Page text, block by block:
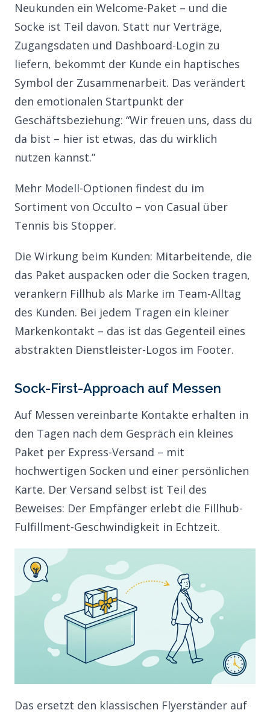
Neukunden ein Welcome-Paket – und die
Socke ist Teil davon. Statt nur Verträge,
Zugangsdaten und Dashboard-Login zu
liefern, bekommt der Kunde ein haptisches
Symbol der Zusammenarbeit. Das verändert
den emotionalen Startpunkt der
Geschäftsbeziehung: “Wir freuen uns, dass du
da bist – hier ist etwas, das du wirklich
nutzen kannst.”
Mehr Modell-Optionen findest du im
Sortiment von Occulto – von Casual über
Tennis bis Stopper.
Die Wirkung beim Kunden: Mitarbeitende, die
das Paket auspacken oder die Socken tragen,
verankern Fillhub als Marke im Team-Alltag
des Kunden. Bei jedem Tragen ein kleiner
Markenkontakt – das ist das Gegenteil eines
abstrakten Dienstleister-Logos im Footer.
Sock-First-Approach auf Messen
Auf Messen vereinbarte Kontakte erhalten in
den Tagen nach dem Gespräch ein kleines
Paket per Express-Versand – mit
hochwertigen Socken und einer persönlichen
Karte. Der Versand selbst ist Teil des
Beweises: Der Empfänger erlebt die Fillhub-
Fulfillment-Geschwindigkeit in Echtzeit.
Das ersetzt den klassischen Flyerständer auf